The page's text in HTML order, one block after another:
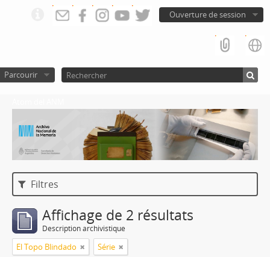
Ouverture de session
Parcourir
Filtres
Affichage de 2 résultats
Description archivistique
El Topo Blindado Série